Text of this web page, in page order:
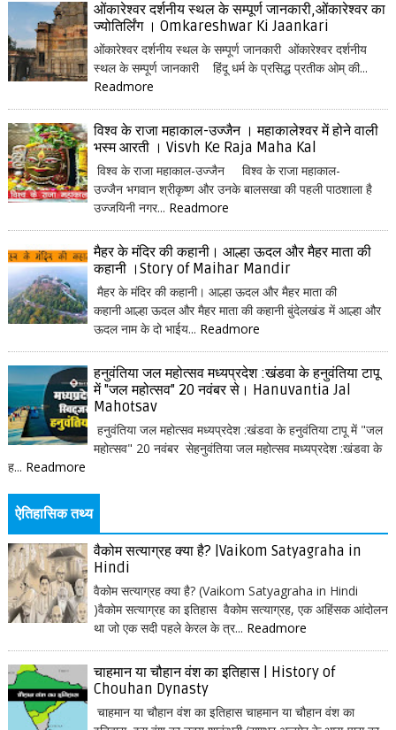
ओंकारेश्वर दर्शनीय स्थल के सम्पूर्ण जानकारी,ओंकारेश्वर का
ज्योतिर्लिंग । Omkareshwar Ki Jaankari
ओंकारेश्वर दर्शनीय स्थल के सम्पूर्ण जानकारी ओंकारेश्वर दर्शनीय
स्थल के सम्पूर्ण जानकारी हिंदू धर्म के प्रसिद्ध प्रतीक ओम् की...
Readmore
विश्व के राजा महाकाल-उज्जैन । महाकालेश्वर में होने वाली
भस्म आरती । Visvh Ke Raja Maha Kal
विश्व के राजा महाकाल-उज्जैन विश्व के राजा महाकाल-
उज्जैन भगवान श्रीकृष्ण और उनके बालसखा की पहली पाठशाला है
उज्जयिनी नगर... Readmore
मैहर के मंदिर की कहानी। आल्हा ऊदल और मैहर माता की
कहानी ।Story of Maihar Mandir
मैहर के मंदिर की कहानी। आल्हा ऊदल और मैहर माता की
कहानी आल्हा ऊदल और मैहर माता की कहानी बुंदेलखंड में आल्हा और
ऊदल नाम के दो भाईय... Readmore
हनुवंतिया जल महोत्सव मध्यप्रदेश :खंडवा के हनुवंतिया टापू
में "जल महोत्सव" 20 नवंबर से। Hanuvantia Jal
Mahotsav
हनुवंतिया जल महोत्सव मध्यप्रदेश :खंडवा के हनुवंतिया टापू में "जल
महोत्सव" 20 नवंबर सेहनुवंतिया जल महोत्सव मध्यप्रदेश :खंडवा के
ह... Readmore
ऐतिहासिक तथ्य
वैकोम सत्याग्रह क्या है? |Vaikom Satyagraha in
Hindi
वैकोम सत्याग्रह क्या है? (Vaikom Satyagraha in Hindi
)वैकोम सत्याग्रह का इतिहास वैकोम सत्याग्रह, एक अहिंसक आंदोलन
था जो एक सदी पहले केरल के त्र... Readmore
चाहमान या चौहान वंश का इतिहास | History of
Chouhan Dynasty
चाहमान या चौहान वंश का इतिहास चाहमान या चौहान वंश का